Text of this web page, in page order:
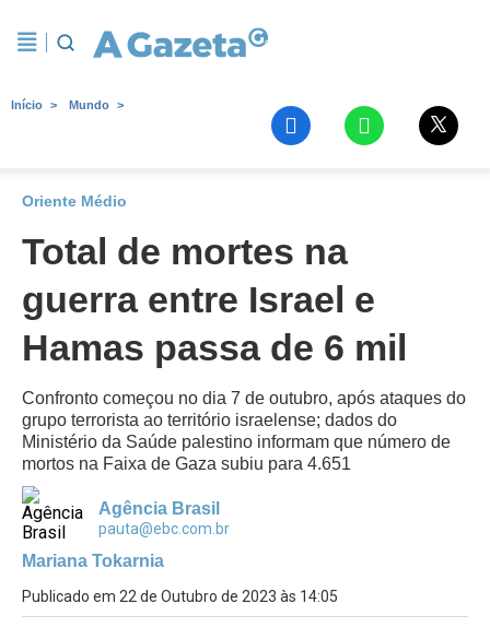
Início Mundo
Oriente Médio
Total de mortes na
guerra entre Israel e
Hamas passa de 6 mil
Confronto começou no dia 7 de outubro, após ataques do
grupo terrorista ao território israelense; dados do
Ministério da Saúde palestino informam que número de
mortos na Faixa de Gaza subiu para 4.651
Agência Brasil
pauta@ebc.com.br
Mariana Tokarnia
Publicado em 22 de Outubro de 2023 às 14:05